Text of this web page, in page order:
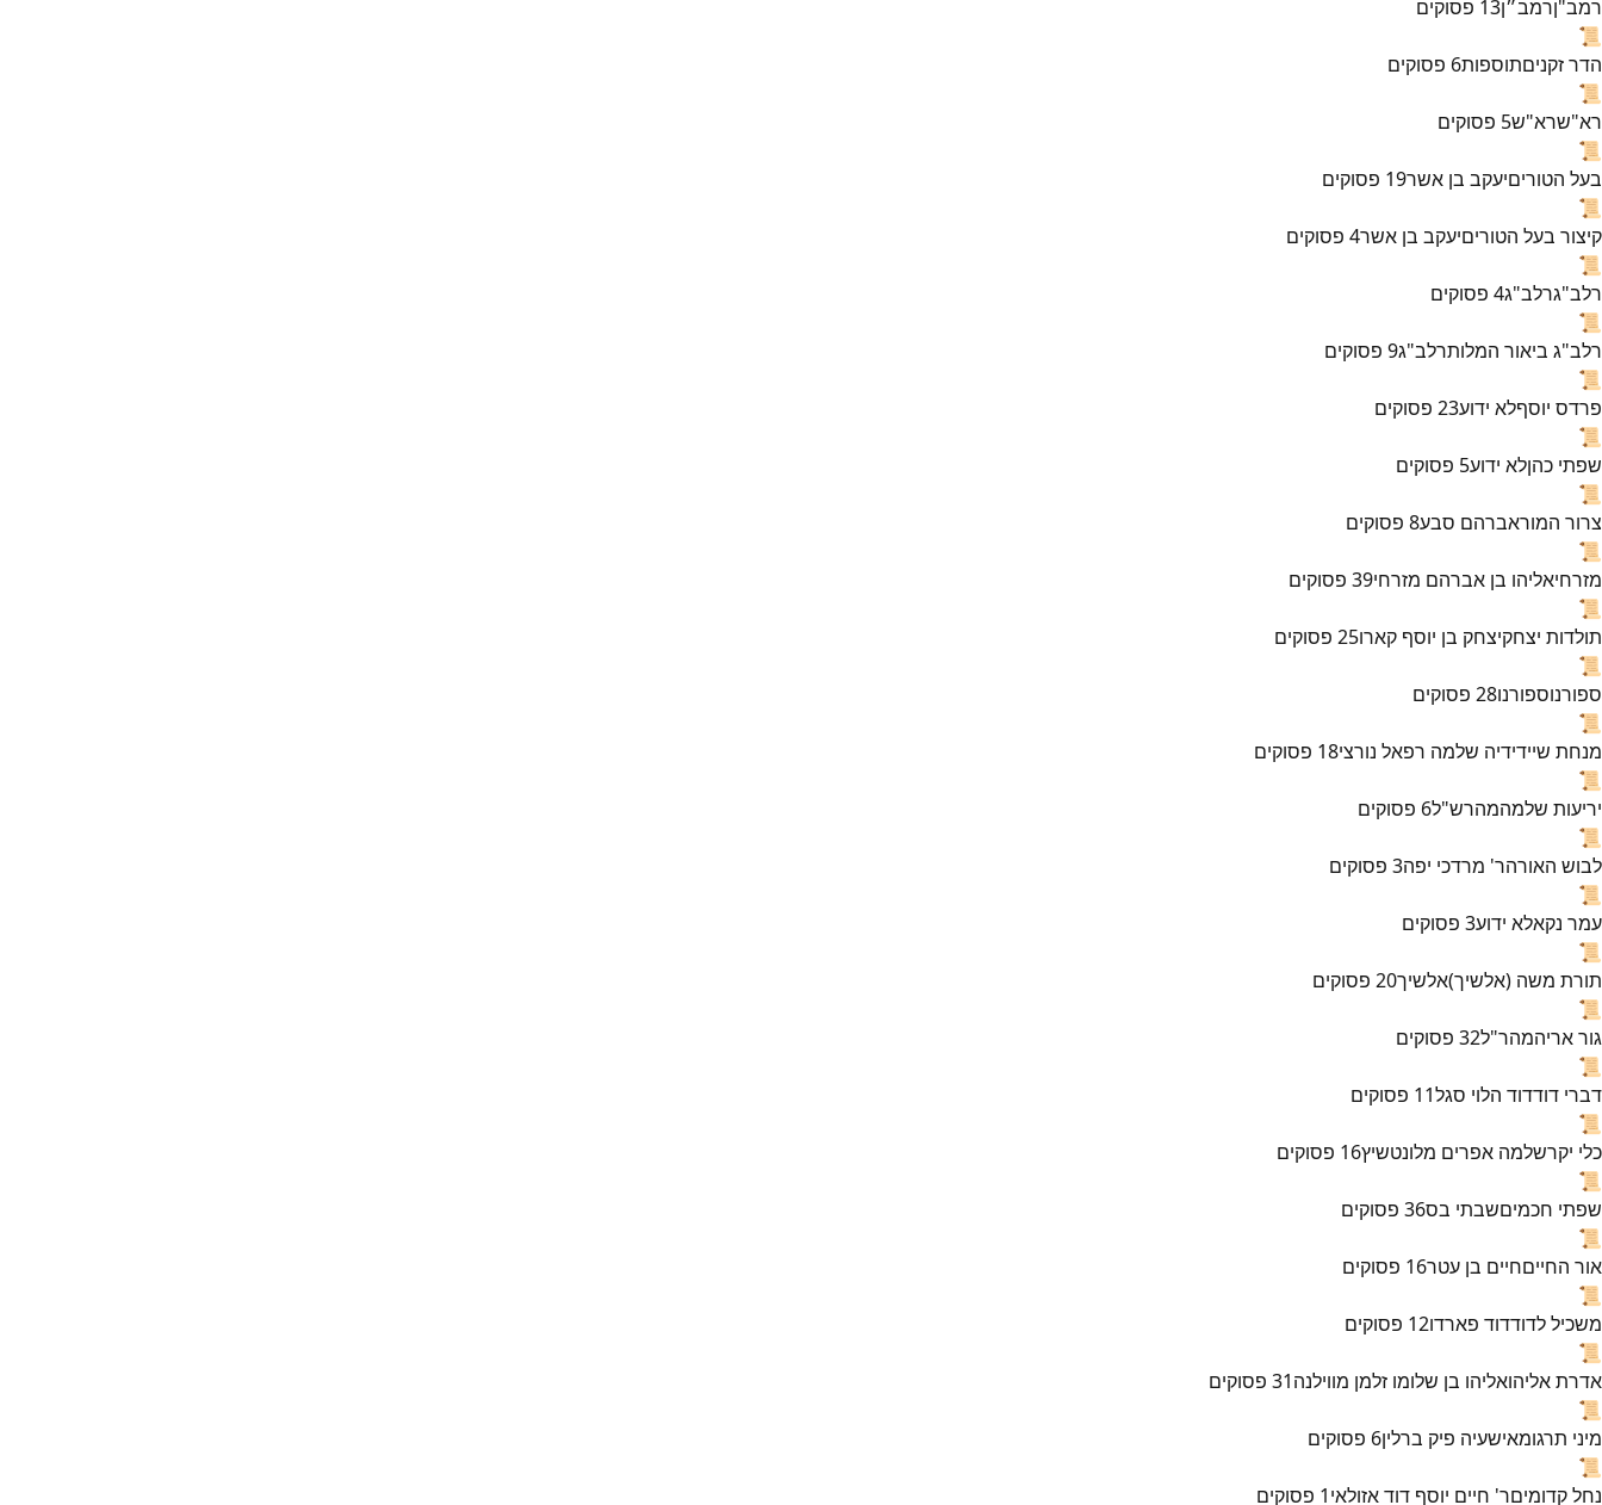
רמב"ןרמב״ן13 פסוקים
📜
הדר זקניםתוספות6 פסוקים
📜
רא"שרא"ש5 פסוקים
📜
בעל הטוריםיעקב בן אשר19 פסוקים
📜
קיצור בעל הטוריםיעקב בן אשר4 פסוקים
📜
רלב"גרלב"ג4 פסוקים
📜
רלב"ג ביאור המלותרלב"ג9 פסוקים
📜
פרדס יוסףלא ידוע23 פסוקים
📜
שפתי כהןלא ידוע5 פסוקים
📜
צרור המוראברהם סבע8 פסוקים
📜
מזרחיאליהו בן אברהם מזרחי39 פסוקים
📜
תולדות יצחקיצחק בן יוסף קארו25 פסוקים
📜
ספורנוספורנו28 פסוקים
📜
מנחת שיידידיה שלמה רפאל נורצי18 פסוקים
📜
יריעות שלמהמהרש"ל6 פסוקים
📜
לבוש האורהר' מרדכי יפה3 פסוקים
📜
עמר נקאלא ידוע3 פסוקים
📜
תורת משה (אלשיך)אלשיך20 פסוקים
📜
גור אריהמהר"ל32 פסוקים
📜
דברי דודדוד הלוי סגל11 פסוקים
📜
כלי יקרשלמה אפרים מלונטשיץ16 פסוקים
📜
שפתי חכמיםשבתי בס36 פסוקים
📜
אור החייםחיים בן עטר16 פסוקים
📜
משכיל לדודדוד פארדו12 פסוקים
📜
אדרת אליהואליהו בן שלומו זלמן מווילנה31 פסוקים
📜
מיני תרגומאישעיה פיק ברלין6 פסוקים
📜
נחל קדומיםר' חיים יוסף דוד אזולאי1 פסוקים